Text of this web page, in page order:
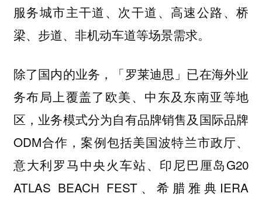
服务城市主干道、次干道、高速公路、桥
梁、步道、非机动车道等场景需求。
除了国内的业务，
「罗莱迪思」已在海外业
务布局上覆盖了欧美、中东及东南亚等地
区， 业务模式分为自有品牌销售及国际品牌
ODM合作，案例包括美国波特兰市政厅、
意大利罗马中央火车站、印尼巴厘岛G20
ATLAS BEACH FEST、希腊雅典IERA